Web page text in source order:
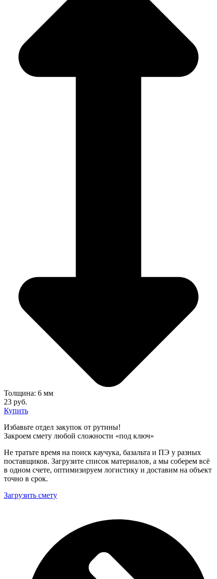
Толщина: 6 мм
23 руб.
Купить
Избавьте отдел закупок от рутины!
Закроем смету любой сложности «под ключ»
Не тратьте время на поиск каучука, базальта и ПЭ у разных
поставщиков. Загрузите список материалов, а мы соберем всё
в одном счете, оптимизируем логистику и доставим на объект
точно в срок.
Загрузить смету